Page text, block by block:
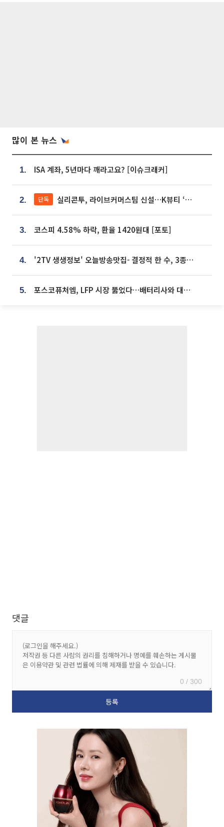
많이 본 뉴스
1. ISA 계좌, 5년마다 깨라고요? [이슈크래커]
2. 단독 실리콘투, 라이브커머스팀 신설…K뷰티 ‘글로벌 판매망’ 확대[K뷰티 라방戰]
3. 코스피 4.58% 하락, 환율 1420원대 [포토]
4. '2TV 생생정보' 오늘방송맛집- 결정적 한 수, 3종 메밀면! 메밀 소바 맛집 '의○○○○'
5. 포스코퓨처엠, LFP 시장 뚫었다…배터리사와 대규모 장기 공급 합의
댓글
0 / 300